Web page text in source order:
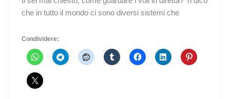
che in tutto il mondo ci sono diversi sistemi che
Condividere: